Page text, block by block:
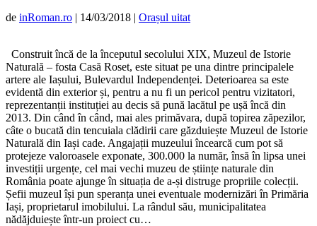
de inRoman.ro | 14/03/2018 | Orașul uitat
Construit încă de la începutul secolului XIX, Muzeul de Istorie
Naturală – fosta Casă Roset, este situat pe una dintre principalele
artere ale Iașului, Bulevardul Independenței. Deterioarea sa este
evidentă din exterior și, pentru a nu fi un pericol pentru vizitatori,
reprezentanții instituției au decis să pună lacătul pe ușă încă din
2013. Din când în când, mai ales primăvara, după topirea zăpezilor,
câte o bucată din tencuiala clădirii care găzduiește Muzeul de Istorie
Naturală din Iași cade. Angajații muzeului încearcă cum pot să
protejeze valoroasele exponate, 300.000 la număr, însă în lipsa unei
investiții urgențe, cel mai vechi muzeu de științe naturale din
România poate ajunge în situația de a-și distruge propriile colecții.
Șefii muzeul își pun speranța unei eventuale modernizări în Primăria
Iași, proprietarul imobilului. La rândul său, municipalitatea
nădăjduiește într-un proiect cu…